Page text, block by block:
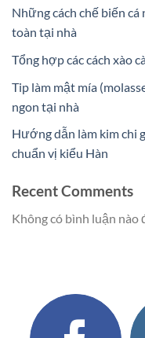
Những cách chế biến
toàn tại nhà
Tổng hợp các cách xào
Tip làm mật mía
ngon tại nhà
Hướng dẫn làm kim chi
chuẩn vị kiểu Hàn
Recent Comments
Không có bình luận nào